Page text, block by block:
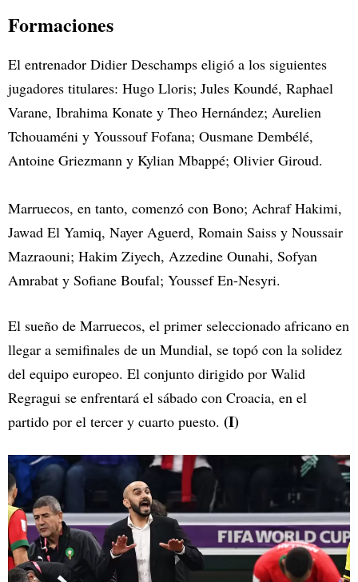
Formaciones
El entrenador Didier Deschamps eligió a los siguientes
jugadores titulares: Hugo Lloris; Jules Koundé, Raphael
Varane, Ibrahima Konate y Theo Hernández; Aurelien
Tchouaméni y Youssouf Fofana; Ousmane Dembélé,
Antoine Griezmann y Kylian Mbappé; Olivier Giroud.
Marruecos, en tanto, comenzó con Bono; Achraf Hakimi,
Jawad El Yamiq, Nayer Aguerd, Romain Saiss y Noussair
Mazraouni; Hakim Ziyech, Azzedine Ounahi, Sofyan
Amrabat y Sofiane Boufal; Youssef En-Nesyri.
El sueño de Marruecos, el primer seleccionado africano en
llegar a semifinales de un Mundial, se topó con la solidez
del equipo europeo. El conjunto dirigido por Walid
Regragui se enfrentará el sábado con Croacia, en el
partido por el tercer y cuarto puesto. (I)